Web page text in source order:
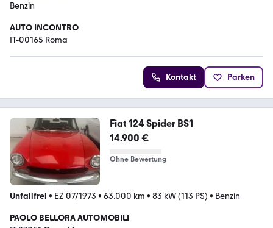
Benzin
AUTO INCONTRO
IT-00165 Roma
Kontakt Parken
Fiat 124 Spider BS1
14.900 €
Ohne Bewertung
Unfallfrei • EZ 07/1973 • 63.000 km • 83 kW (113 PS) • Benzin
PAOLO BELLORA AUTOMOBILI